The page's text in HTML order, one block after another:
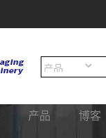
产品 博客